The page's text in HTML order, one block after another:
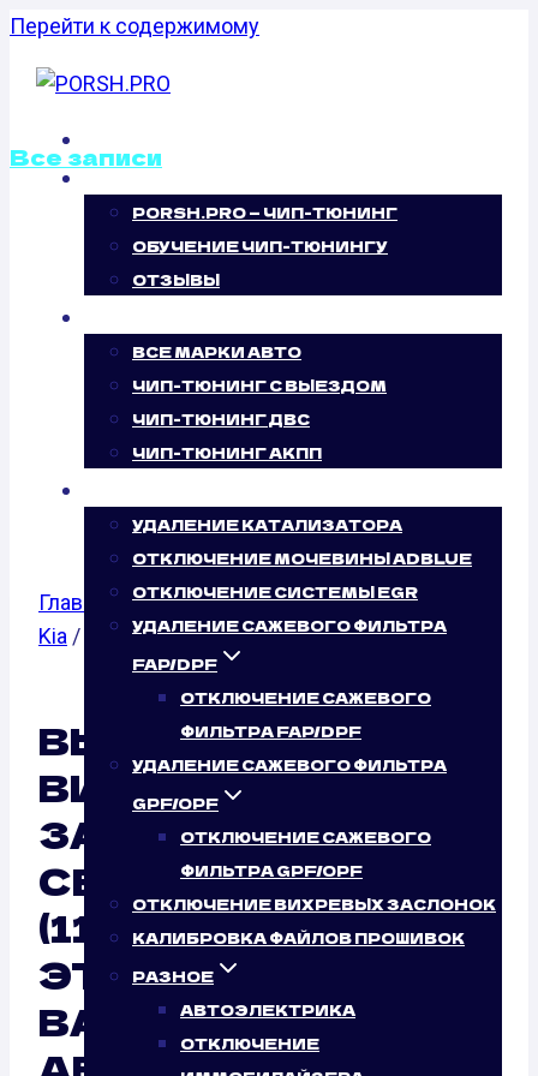
Перейти к содержимому
PORSH.PRO — ЧИП-ТЮНИНГ
ОБУЧЕНИЕ ЧИП-ТЮНИНГУ
ОТЗЫВЫ
ВСЕ МАРКИ АВТО
ЧИП-ТЮНИНГ С ВЫЕЗДОМ
ЧИП-ТЮНИНГ ДВС
ЧИП-ТЮНИНГ АКПП
УДАЛЕНИЕ КАТАЛИЗАТОРА
ОТКЛЮЧЕНИЕ МОЧЕВИНЫ ADBLUE
ОТКЛЮЧЕНИЕ СИСТЕМЫ EGR
УДАЛЕНИЕ САЖЕВОГО ФИЛЬТРА
FAP/DPF
ОТКЛЮЧЕНИЕ САЖЕВОГО
ФИЛЬТРА FAP/DPF
УДАЛЕНИЕ САЖЕВОГО ФИЛЬТРА
GPF/OPF
ОТКЛЮЧЕНИЕ САЖЕВОГО
ФИЛЬТРА GPF/OPF
ОТКЛЮЧЕНИЕ ВИХРЕВЫХ ЗАСЛОНОК
КАЛИБРОВКА ФАЙЛОВ ПРОШИВОК
РАЗНОЕ
АВТОЭЛЕКТРИКА
ОТКЛЮЧЕНИЕ
Все записи
ОТКЛЮЧЕНИЕ
ВИХРЕВЫХ
ЗАСЛОНОК KIA
CERATO 2.0
CRDI (112 Л.С.)
Главная /Отключение вихревых заслонок
Kia / Cerato/ 2.0 CRDI
ВЫКЛЮЧЕНИЕ
ВИХРЕВЫХ
ЗАСЛОНОК KIA
CERATO 2.0 CRDI
(112 Л.С.): ТАК ЛИ
ЭТО НУЖНО
ВАШЕМУ